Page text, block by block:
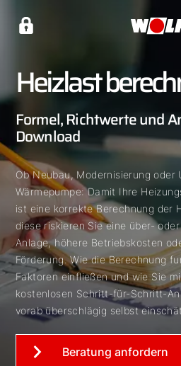
Heizlast
Formel, Richtwerte und
Download
Ob Neubau, Modernisierung oder
Wärmepumpe: Damit Ihre
ist eine korrekte Berechnung der
diese riskieren Sie eine über-
Anlage, höhere Betriebskosten
Förderung. Wie die Berechnung
Faktoren einfließen und wie Sie
kostenlosen Schritt-für-Schritt-
vorab überschlägig selbst
Beratung anfordern